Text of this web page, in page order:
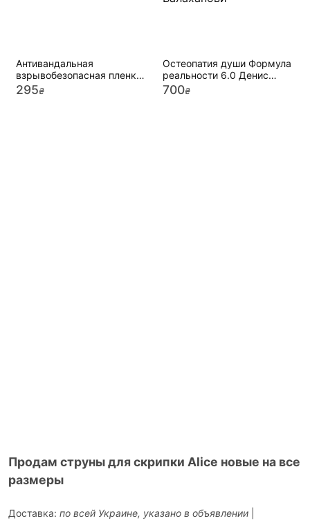
Антивандальная
взрывобезопасная пленка
на окна 50см ширина, 8mil
Германия
295₴
Остеопатия души Формула
реальности 6.0 Денис
Тясто, Александра
Валаханови
700₴
Продам струны для скрипки Alice новые на все
размеры
Доставка: по всей Украине, указано в объявлении